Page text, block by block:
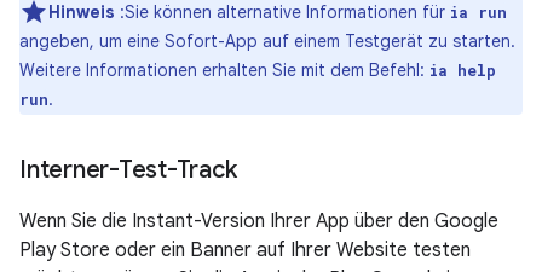
Hinweis :Sie können alternative Informationen für ia run
angeben, um eine Sofort-App auf einem Testgerät zu starten.
Weitere Informationen erhalten Sie mit dem Befehl: ia help
run.
Interner-Test-Track
Wenn Sie die Instant-Version Ihrer App über den Google
Play Store oder ein Banner auf Ihrer Website testen